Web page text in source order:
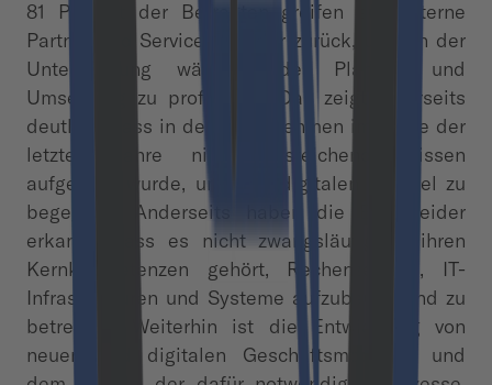
81 Prozent der Befragten greifen auf externe
Partner und Service Provider zurück, um von der
Unterstützung während der Planung und
Umsetzung zu profitieren. Das zeigt einerseits
deutlich, dass in den Unternehmen im Laufe der
letzten Jahre nicht ausreichend Wissen
aufgebaut wurde, um dem digitalen Wandel zu
begegnen. Anderseits haben die Entscheider
erkannt, dass es nicht zwangsläufig zu ihren
Kernkompetenzen gehört, Rechenzentren, IT-
Infrastrukturen und Systeme aufzubauen und zu
betreiben. Weiterhin ist die Entwicklung von
neuen und digitalen Geschäftsmodellen und